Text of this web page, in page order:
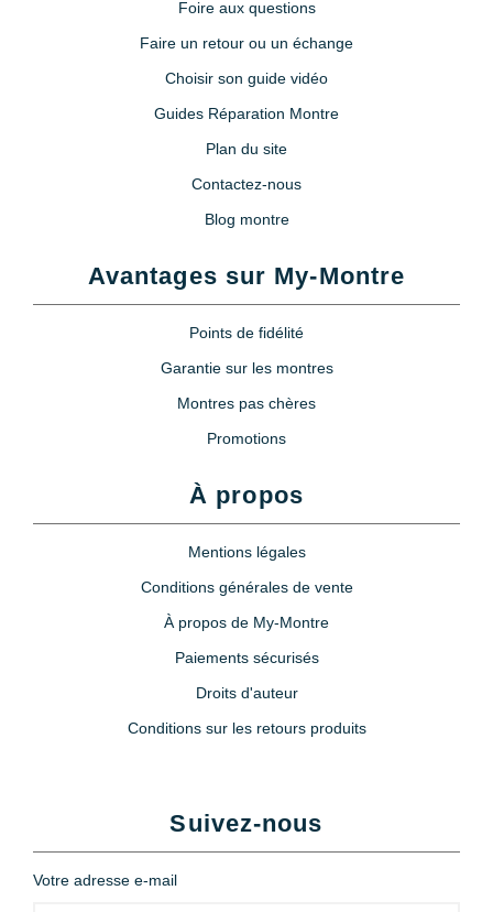
Foire aux questions
Faire un retour ou un échange
Choisir son guide vidéo
Guides Réparation Montre
Plan du site
Contactez-nous
Blog montre
Avantages sur My-Montre
Points de fidélité
Garantie sur les montres
Montres pas chères
Promotions
À propos
Mentions légales
Conditions générales de vente
À propos de My-Montre
Paiements sécurisés
Droits d'auteur
Conditions sur les retours produits
Suivez-nous
Votre adresse e-mail